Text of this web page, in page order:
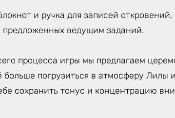
и ручка для записей
предложенных ведущим заданий.
процесса игры мы предлагаем
больше погрузиться в атмосферу Лилы
сохранить тонус и концентрацию